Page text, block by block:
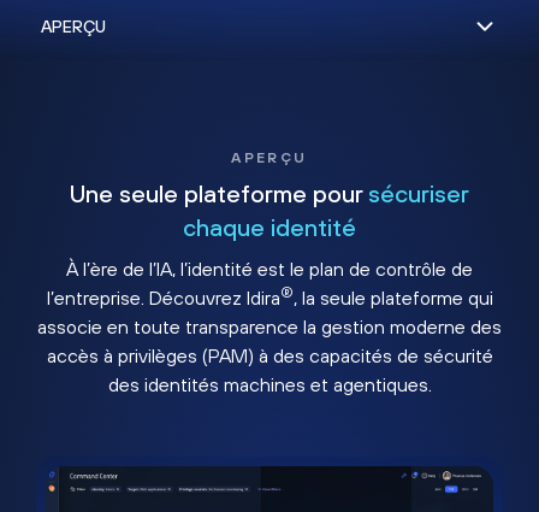
APERÇU
Une seule plateforme pour sécuriser
chaque identité
À l’ère de l’IA, l’identité est le plan de contrôle de
l’entreprise. Découvrez Idira®, la seule plateforme qui
associe en toute transparence la gestion moderne des
accès à privilèges (PAM) à des capacités de sécurité
des identités machines et agentiques.